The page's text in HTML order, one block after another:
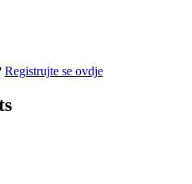
Registrujte se ovdje